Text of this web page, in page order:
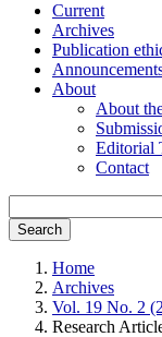
Current
Archives
Publication
About
About
Editorial
Contact
Search
Home
Archives
Vol. 19 No. 2
Research